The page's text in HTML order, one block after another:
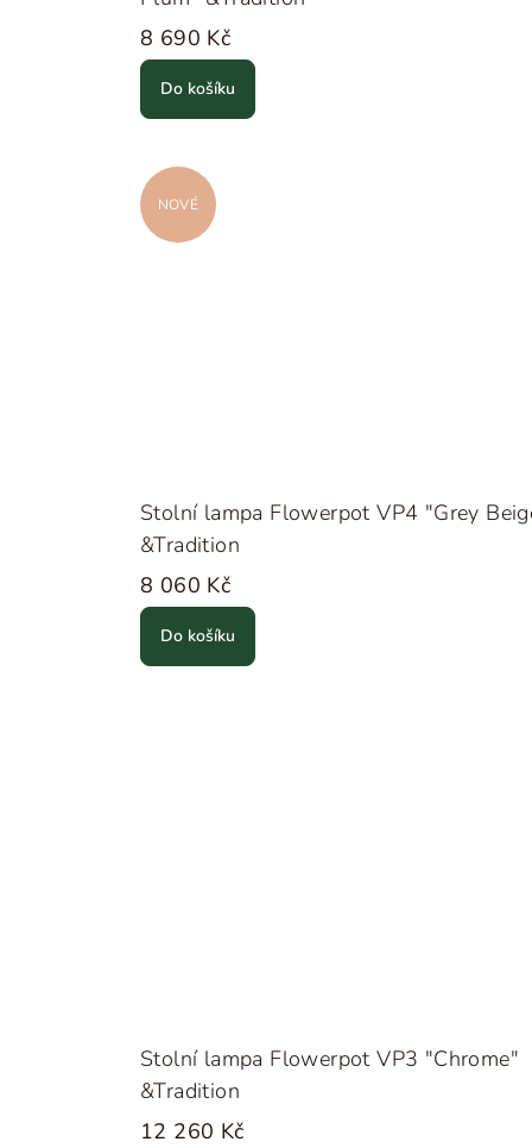
8 690 Kč
Do košíku
NOVÉ
Stolní lampa Flowerpot VP4 "Grey
&Tradition
8 060 Kč
Do košíku
Stolní lampa Flowerpot VP3 "Chrome"
&Tradition
12 260 Kč